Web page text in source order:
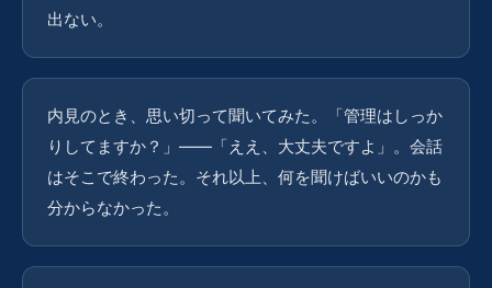
出ない。
内見のとき、思い切って聞いてみた。「管理はしっか
りしてますか？」——「ええ、大丈夫ですよ」。会話
はそこで終わった。それ以上、何を聞けばいいのかも
分からなかった。